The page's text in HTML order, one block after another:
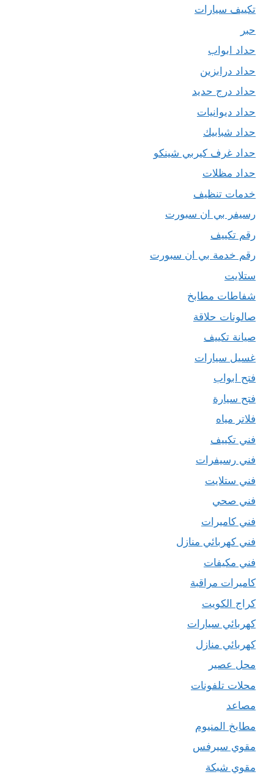
تكييف سيارات
حبر
حداد ابواب
حداد درابزين
حداد درج حديد
حداد ديوانيات
حداد شبابيك
حداد غرف كيربي شينكو
حداد مظلات
خدمات تنظيف
رسيفر بي ان سبورت
رقم تكييف
رقم خدمة بي ان سبورت
ستلايت
شفاطات مطابخ
صالونات حلاقة
صيانة تكييف
غسيل سيارات
فتح ابواب
فتح سيارة
فلاتر مياه
فني تكييف
فني رسيفرات
فني ستلايت
فني صحي
فني كاميرات
فني كهربائي منازل
فني مكيفات
كاميرات مراقبة
كراج الكويت
كهربائي سيارات
كهربائي منازل
محل عصير
محلات تلفونات
مصاعد
مطابخ المنيوم
مقوي سيرفس
مقوي شبكة